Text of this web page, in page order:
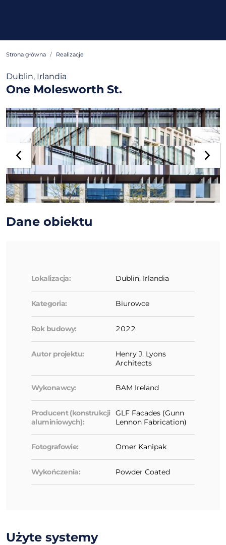
Strona główna Realizacje
Dublin, Irlandia
One Molesworth St.
Dane obiektu
Lokalizacja: Dublin, Irlandia
Kategoria: Biurowce
Rok budowy: 2022
Autor projektu:
Henry J. Lyons
Architects
Wykonawcy: BAM Ireland
Producent (konstrukcji
aluminiowych):
GLF Facades (Gunn
Lennon Fabrication)
Fotografowie: Omer Kanipak
Wykończenia: Powder Coated
Użyte systemy